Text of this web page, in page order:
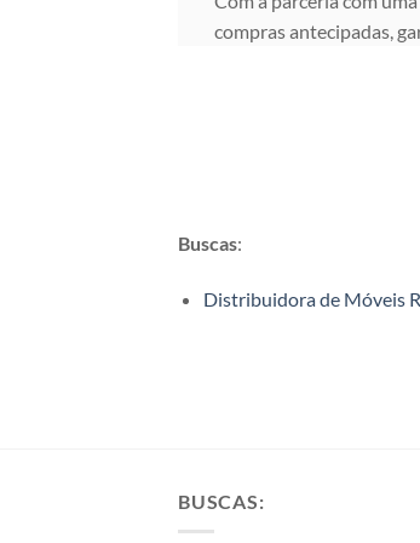
compras antecipadas,
Buscas:
Distribuidora de Móveis
BUSCAS: